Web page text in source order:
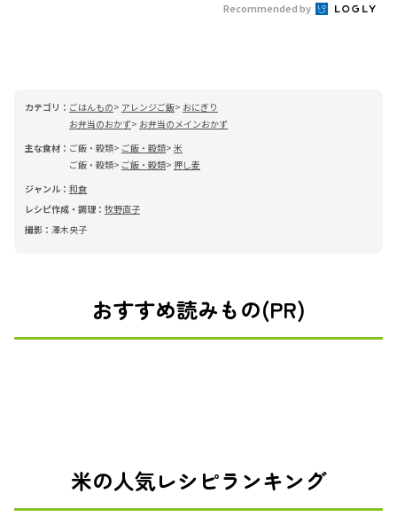
Recommended by
カテゴリ： ごはんもの アレンジご飯
おにぎり
お弁当のおかず
お弁当のメインおかず
主な食材： ご飯・穀類 ご飯・穀類 米
ご飯・穀類
ご飯・穀類
押し麦
ジャンル： 和食
レシピ作成・調理： 牧野直子
撮影： 澤木央子
おすすめ読みもの(PR)
米の人気レシピランキング